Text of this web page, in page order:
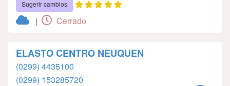
Sugerir cambios
| Cerrado
ELASTO CENTRO NEUQUEN
(0299) 4435100
(0299) 153285720